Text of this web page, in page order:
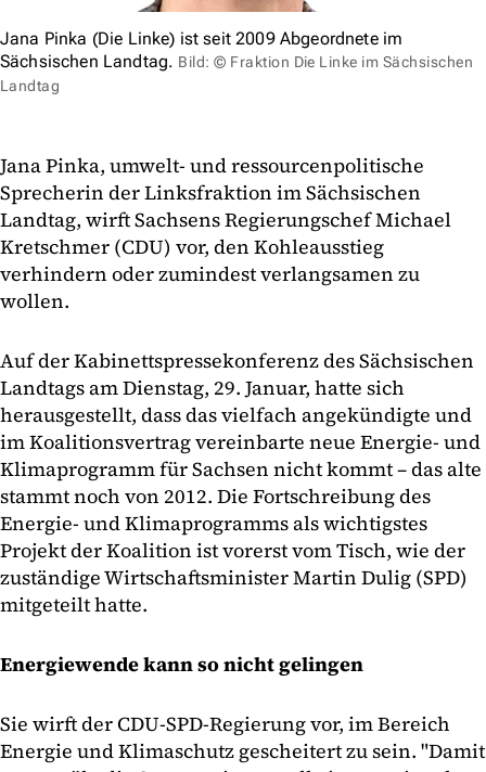
Jana Pinka (Die Linke) ist seit 2009 Abgeordnete im
Sächsischen Landtag. Bild: © Fraktion Die Linke im Sächsischen
Landtag
Jana Pinka, umwelt- und ressourcenpolitische
Sprecherin der Linksfraktion im Sächsischen
Landtag, wirft Sachsens Regierungschef Michael
Kretschmer (CDU) vor, den Kohleausstieg
verhindern oder zumindest verlangsamen zu
wollen.
Auf der Kabinettspressekonferenz des Sächsischen
Landtags am Dienstag, 29. Januar, hatte sich
herausgestellt, dass das vielfach angekündigte und
im Koalitionsvertrag vereinbarte neue Energie- und
Klimaprogramm für Sachsen nicht kommt – das alte
stammt noch von 2012. Die Fortschreibung des
Energie- und Klimaprogramms als wichtigstes
Projekt der Koalition ist vorerst vom Tisch, wie der
zuständige Wirtschaftsminister Martin Dulig (SPD)
mitgeteilt hatte.
Energiewende kann so nicht gelingen
Sie wirft der CDU-SPD-Regierung vor, im Bereich
Energie und Klimaschutz gescheitert zu sein. "Damit